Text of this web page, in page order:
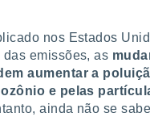
nos Estados
emissões, as
aumentar a
e pelas
ainda não se